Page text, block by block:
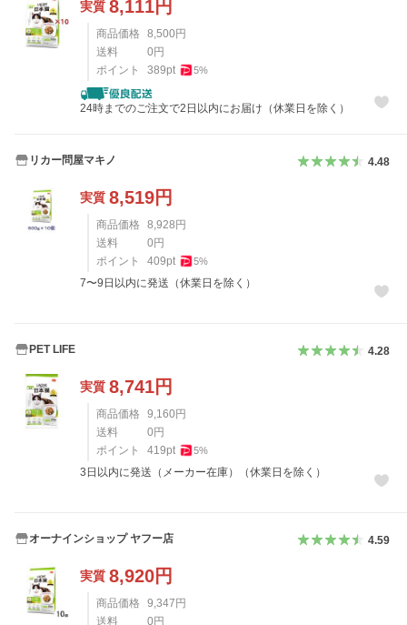
実質 8,111円
商品価格 8,500 円
送料
0 円
ポイント
389pt 5%
24時までのご注文で2日以内にお届け（休業日を除く）
リカー問屋マキノ 4.48
実質 8,519円
商品価格 8,928円
送料
0円
ポイント
409pt 5%
7〜9日以内に発送（休業日を除く）
PET LIFE 4.28
実質 8,741円
商品価格 9,160円
送料
0円
ポイント
419pt 5%
3日以内に発送（メーカー在庫）（休業日を除く）
オーナインショップ ヤフー店 4.59
実質 8,920円
商品価格 9,347円
送料
0円